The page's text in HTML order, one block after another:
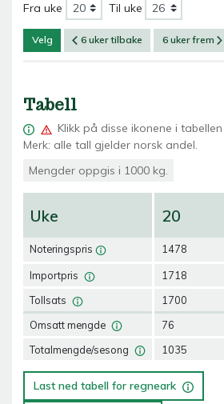
Fra uke Til uke
Velg 6 uker tilbake 6 uker frem
Tabell
Klikk på disse ikonene i
Merk: alle tall gjelder norsk andel.
Mengder oppgis i 1000 kg.
Uke
Noteringspris
Importpris
Tollsats
Omsatt mengde
Totalmengde/sesong
20
1478
1718
1700
76
1035
Last ned tabell for regneark